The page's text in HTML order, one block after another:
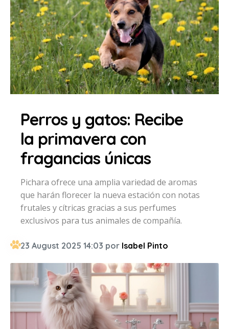
Perros y gatos: Recibe
la primavera con
fragancias únicas
Pichara ofrece una amplia variedad de aromas
que harán florecer la nueva estación con notas
frutales y cítricas gracias a sus perfumes
exclusivos para tus animales de compañía.
23 August 2025 14:03 por Isabel Pinto